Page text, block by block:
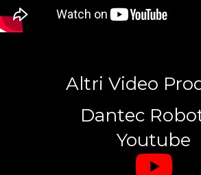
Altri Video
Dantec
Youtube